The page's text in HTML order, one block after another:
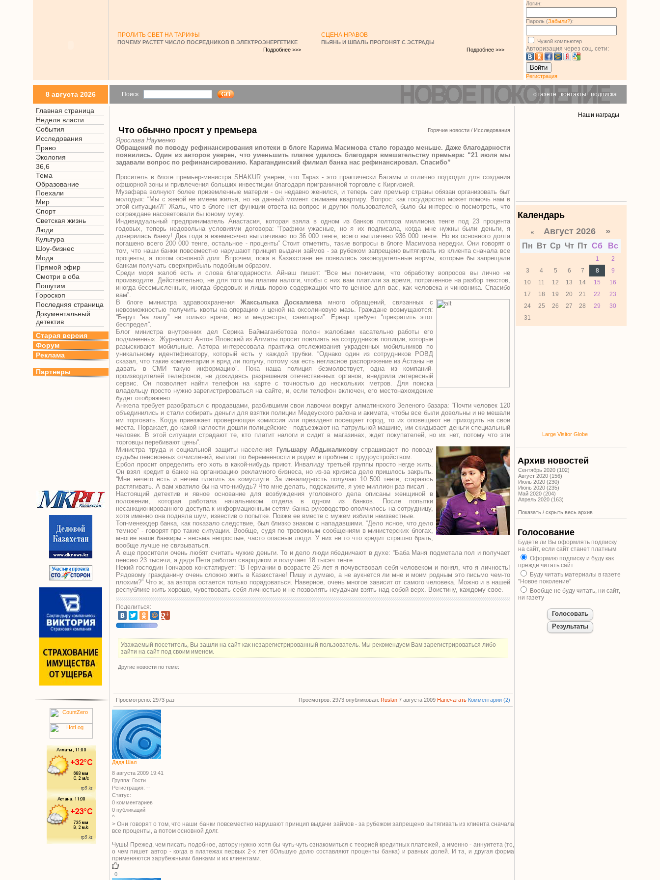
ПРОЛИТЬ СВЕТ НА ТАРИФЫ
ПОЧЕМУ РАСТЕТ ЧИСЛО ПОСРЕДНИКОВ В ЭЛЕКТРОЭНЕРГЕТИКЕ
Подробнее >>>
СЦЕНА НРАВОВ
ПЬЯНЬ И ШВАЛЬ ПРОГОНЯТ С ЭСТРАДЫ
Подробнее >>>
Логин:
Пароль (Забыли?):
Чужой компьютер
Авторизация через соц. сети:
Войти
Регистрация
8 августа 2026 Поиск о газете |контакты| подписка
Главная страница
Неделя власти
События
Исследования
Право
Экология
36,6
Тема
Образование
Поехали
Мир
Спорт
Светская жизнь
Люди
Культура
Шоу-бизнес
Мода
Прямой эфир
Смотри в оба
Пошутим
Гороскоп
Последняя страница
Документальный
детектив
Старая версия
Форум
Реклама
Партнеры
Что обычно просят у премьера Горячие новости / Исследования
Ярослава Науменко
Обращений по поводу рефинансирования ипотеки в блоге Карима Масимова стало гораздо меньше. Даже благодарности
появились. Один из авторов уверен, что уменьшить платеж удалось благодаря вмешательству премьера: “21 июля мы
задавали вопрос по рефинансированию. Карагандинский филиал банка нас рефинансировал. Спасибо”
Проситель в блоге премьер-министра SHAKUR уверен, что Тараз - это практически Багамы и отлично подходит для создания
офшорной зоны и привлечения больших инвестиции благодаря приграничной торговле с Киргизией.
Музафара волнуют более приземленные материи - он недавно женился, и теперь сам премьер страны обязан организовать быт
молодых: “Мы с женой не имеем жилья, но на данный момент снимаем квартиру. Вопрос: как государство может помочь нам в
этой ситуации?!” Жаль, что в блоге нет функции ответа на вопрос и других пользователей, было бы интересно посмотреть, что
сограждане насоветовали бы юному мужу.
Индивидуальный предприниматель Анастасия, которая взяла в одном из банков полтора миллиона тенге под 23 процента
годовых, теперь недовольна условиями договора: “Графики ужасные, но я их подписала, когда мне нужны были деньги, я
доверилась банку! Два года я ежемесячно выплачиваю по 36 000 тенге, всего выплачено 936 000 тенге. Но из основного долга
погашено всего 200 000 тенге, остальное - проценты” Стоит отметить, такие вопросы в блоге Масимова нередки. Они говорят о
том, что наши банки повсеместно нарушают принцип выдачи займов - за рубежом запрещено вытягивать из клиента сначала все
проценты, а потом основной долг. Впрочем, пока в Казахстане не появились законодательные нормы, которые бы запрещали
банкам получать сверхприбыль подобным образом.
Среди моря жалоб есть и слова благодарности. Айнаш пишет: “Все мы понимаем, что обработку вопросов вы лично не
производите. Действительно, не для того мы платим налоги, чтобы с них вам платили за время, потраченное на разбор текстов,
иногда бессмысленных, иногда бредовых и лишь порою содержащих что-то ценное для вас, как человека и чиновника. Спасибо
вам”.
В блоге министра здравоохранения Жаксылыка Доскалиевамного обращений, связанных с
невозможностью получить квоты на операцию и ценой на оксолиновую мазь. Граждане возмущаются:
“Берут “на лапу” не только врачи, но и медсестры, санитарки”. Ернар требует “прекратить этот
беспредел”.
Блог министра внутренних дел Серика Баймаганбетова полон жалобами касательно работы его
подчиненных. Журналист Антон Яловский из Алматы просит повлиять на сотрудников полиции, которые
разыскивают мобильные. Автора интересовала практика отслеживания украденных мобильников по
уникальному идентификатору, который есть у каждой трубки. “Однако один из сотрудников РОВД
сказал, что такие комментарии я вряд ли получу, потому как есть негласное распоряжение из Астаны не
давать в СМИ такую информацию”. Пока наша полиция безмолвствует, одна из компаний-
производителей телефонов, не дожидаясь разрешения отечественных органов, внедрила интересный
сервис. Он позволяет найти телефон на карте с точностью до нескольких метров. Для поиска
владельцу просто нужно зарегистрироваться на сайте, и, если телефон включен, его местонахождение
будет отображено.
Анжела требует разобраться с продавцами, разбившими свои лавочки вокруг алматинского Зеленого базара: “Почти человек 120
объединились и стали собирать деньги для взятки полиции Медеуского района и акимата, чтобы все были довольны и не мешали
им торговать. Когда приезжает проверяющая комиссия или президент посещает город, то их оповещают не приходить на свои
места. Поражает, до какой наглости дошли полицейские - подъезжают на патрульной машине, им скидывает деньги специальный
человек. В этой ситуации страдают те, кто платит налоги и сидит в магазинах, ждет покупателей, но их нет, потому что эти
торговцы перебивают цены”.
Министра труда и социальной защиты населения
Гульшару Абдыкаликову спрашивают по поводу
судьбы пенсионных отчислений, выплат по беременности и родам и проблем с трудоустройством.
Ербол просит определить его хоть в какой-нибудь приют. Инвалиду третьей группы просто негде жить.
Он взял кредит в банке на организацию рекламного бизнеса, но из-за кризиса дело пришлось закрыть.
“Мне нечего есть и нечем платить за комуслуги. За инвалидность получаю 10 500 тенге, стараюсь
растягивать. А вам хватило бы на что-нибудь? Что мне делать, подскажите, я уже миллион раз писал”.
Настоящий детектив и явное основание для возбуждения уголовного дела описаны женщиной в
положении, которая работала начальником отдела в одном из банков. После попытки
несанкционированного доступа к информационным сетям банка руководство ополчилось на сотрудницу,
хотя именно она подняла шум, известив о попытке. Позже ее вместе с мужем избили неизвестные.
Топ-менеждер банка, как показало следствие, был близко знаком с нападавшими. “Дело ясное, что дело
темное” - говорят про такие ситуации. Вообще, судя по тревожным сообщениям в министерских блогах,
многие наши банкиры - весьма непростые, часто опасные люди. У них не то что кредит страшно брать,
вообще лучше не связываться.
А еще просители очень любят считать чужие деньги. То и дело люди ябедничают в духе: “Баба Маня подметала пол и получает
пенсию 23 тысячи, а дядя Петя работал сварщиком и получает 18 тысяч тенге.
Некий господин Гончаров констатирует: “В Германии в возрасте 26 лет я почувствовал себя человеком и понял, что я личность!
Рядовому гражданину очень сложно жить в Казахстане! Пишу и думаю, а не аукнется ли мне и моим родным это письмо чем-то
плохим?” Что ж, за автора остается только порадоваться. Наверное, очень многое зависит от самого человека. Можно и в нашей
республике жить хорошо, чувствовать себя личностью и не позволять неудачам взять над собой верх. Воистину, каждому свое.
Поделиться:
Уважаемый посетитель, Вы зашли на сайт как незарегистрированный пользователь. Мы рекомендуем Вам зарегистрироваться либо
зайти на сайт под своим именем.
Другие новости по теме:
Просмотрено: 2973 раз Просмотров: 2973 опубликовал:Ruslan 7 августа 2009Напечатать Комментарии (2)
Дядя Шал
8 августа 2009 19:41
Группа: Гости
Регистрация: --
Статус:
0 комментариев
0 публикаций
^
> Они говорят о том, что наши банки повсеместно нарушают принцип выдачи займов - за рубежом запрещено вытягивать из клиента сначала
все проценты, а потом основной долг.
Чушь! Прежед, чем писать подобное, автору нужно хотя бы чуть-чуть ознакомиться с теорией кредитных платежей, а именно - аннуитета (то,
о чем пишет автор - когда в платежах первых 2-х лет бОльшую долю составляют проценты банка) и равных долей. И та, и другая форма
применяются зарубежными банками и их клиентами.
0
Наши награды
Календарь
«Август 2026 »
Пн Вт Ср Чт Пт Сб Вс
1
2
3
4 5 6 7 8
9
10
11 12 13 14 15
16
17
18 19 20 21 22
23
24
25 26 27 28 29
30
31
Large Visitor Globe
Архив новостей
Сентябрь 2020 (102)
Август 2020 (156)
Июль 2020 (230)
Июнь 2020 (235)
Май 2020 (204)
Апрель 2020 (163)
Показать / скрыть весь архив
Голосование
Будете ли Вы оформлять подписку
на сайт, если сайт станет платным
Оформлю подписку и буду как
прежде читать сайт
Буду читать материалы в газете
"Новое поколение"
Вообще не буду читать, ни сайт,
ни газету